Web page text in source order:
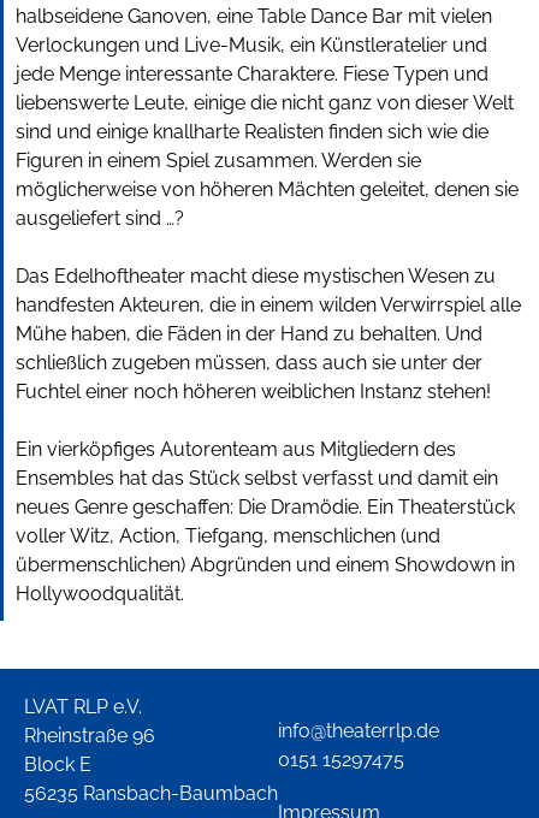
halbseidene Ganoven, eine Table Dance Bar mit vielen
Verlockungen und Live-Musik, ein Künstleratelier und
jede Menge interessante Charaktere. Fiese Typen und
liebenswerte Leute, einige die nicht ganz von dieser Welt
sind und einige knallharte Realisten finden sich wie die
Figuren in einem Spiel zusammen. Werden sie
möglicherweise von höheren Mächten geleitet, denen sie
ausgeliefert sind …?
Das Edelhoftheater macht diese mystischen Wesen zu
handfesten Akteuren, die in einem wilden Verwirrspiel alle
Mühe haben, die Fäden in der Hand zu behalten. Und
schließlich zugeben müssen, dass auch sie unter der
Fuchtel einer noch höheren weiblichen Instanz stehen!
Ein vierköpfiges Autorenteam aus Mitgliedern des
Ensembles hat das Stück selbst verfasst und damit ein
neues Genre geschaffen: Die Dramödie. Ein Theaterstück
voller Witz, Action, Tiefgang, menschlichen (und
übermenschlichen) Abgründen und einem Showdown in
Hollywoodqualität.
LVAT RLP e.V.
Rheinstraße 96
Block E
56235 Ransbach-Baumbach
info@theaterrlp.de
0151 15297475
Impressum